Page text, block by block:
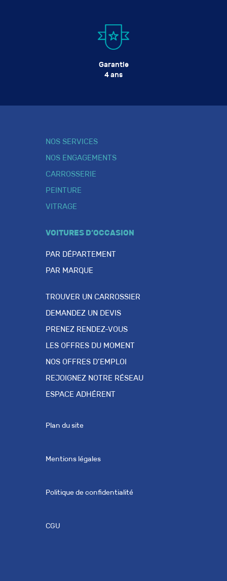
Garantie
4 ans
NOS SERVICES
NOS ENGAGEMENTS
CARROSSERIE
PEINTURE
VITRAGE
VOITURES D’OCCASION
PAR DÉPARTEMENT
PAR MARQUE
TROUVER UN CARROSSIER
DEMANDEZ UN DEVIS
PRENEZ RENDEZ-VOUS
LES OFFRES DU MOMENT
NOS OFFRES D’EMPLOI
REJOIGNEZ NOTRE RÉSEAU
ESPACE ADHÉRENT
Plan du site
Mentions légales
Politique de confidentialité
CGU